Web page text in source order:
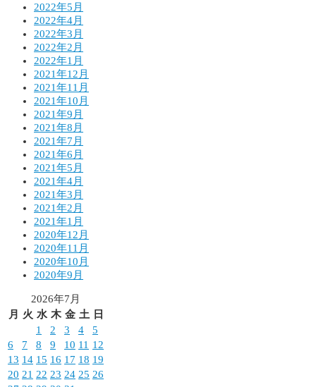
2022年5月
2022年4月
2022年3月
2022年2月
2022年1月
2021年12月
2021年11月
2021年10月
2021年9月
2021年8月
2021年7月
2021年6月
2021年5月
2021年4月
2021年3月
2021年2月
2021年1月
2020年12月
2020年11月
2020年10月
2020年9月
2026年7月
月
火 水 木 金 土
日
1
2 3 4
5
6
7 8 9 10 11 12
13 14 15 16 17 18 19
20 21 22 23 24 25 26